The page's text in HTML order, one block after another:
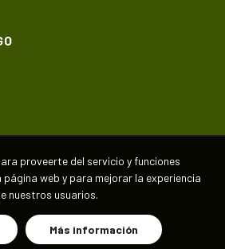
2020, Huerta de las Delicias
proveerte del servicio y funciones
web y para mejorar la experiencia
nuestros usuarios.
Más información